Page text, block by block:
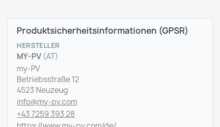
Produktsicherheitsinformationen (GPSR)
HERSTELLER
MY-PV (AT)
my-PV
Betriebsstraße 12
4523 Neuzeug
info@my-pv.com
+43 7259 393 28